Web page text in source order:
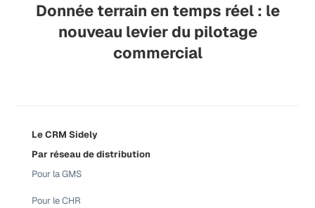
Donnée terrain en temps réel : le
nouveau levier du pilotage
commercial
Le CRM Sidely
Par réseau de distribution
Pour la GMS
Pour le CHR